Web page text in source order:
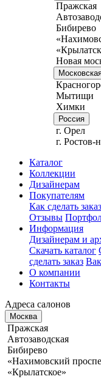
Пражская
Бибирево
Новая
Мытищи
Химки
Россия
г. Орел
г. Ростов-
Каталог
Коллекции
Дизайнерам
Покупателям
Как сделать заказ
Отзывы
Информация
Дизайнерам и
Скачать каталог
сделать заказ
О компании
Контакты
Адреса салонов
Москва
Пражская
Автозаводская
Бибирево
«Нахимовский
«Крылатское»